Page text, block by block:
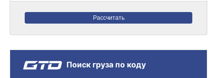
Рассчитать
Поиск груза по коду